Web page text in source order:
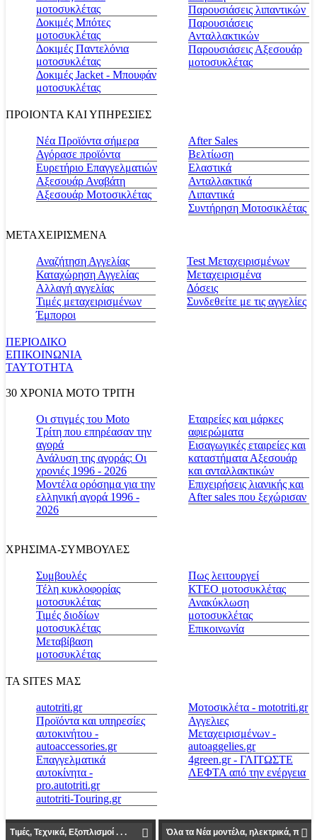
μοτοσυκλέτας
Δοκιμές Μπότες
μοτοσυκλέτας
Δοκιμές Παντελόνια
μοτοσυκλέτας
Δοκιμές Jacket - Μπουφάν
μοτοσυκλέτας
Παρουσιάσεις λιπαντικών
Παρουσιάσεις
Ανταλλακτικών
Παρουσιάσεις Αξεσουάρ
μοτοσυκλέτας
ΠΡΟΙΟΝΤΑ ΚΑΙ ΥΠΗΡΕΣΙΕΣ
Νέα Προϊόντα σήμερα
Αγόρασε προϊόντα
Ευρετήριο Επαγγελματιών
Αξεσουάρ Αναβάτη
Αξεσουάρ Μοτοσικλέτας
Αfter Sales
Βελτίωση
Ελαστικά
Ανταλλακτικά
Λιπαντικά
Συντήρηση Μοτοσικλέτας
ΜΕΤΑΧΕΙΡΙΣΜΕΝΑ
Αναζήτηση Αγγελίας
Καταχώρηση Αγγελίας
Αλλαγή αγγελίας
Τιμές μεταχειρισμένων
Έμποροι
Test Μεταχειρισμένων
Μεταχειρισμένα
Δόσεις
Συνδεθείτε με τις αγγελίες
ΠΕΡΙΟΔΙΚΟ
ΕΠΙΚΟΙΝΩΝΙΑ
ΤΑΥΤΟΤΗΤΑ
30 ΧΡΟΝΙΑ MOTO ΤΡΙΤΗ
Οι στιγμές του Moto
Τρίτη που επηρέασαν την
αγορά
Ανάλυση της αγοράς: Οι
χρονιές 1996 - 2026
Μοντέλα ορόσημα για την
ελληνική αγορά 1996 -
2026
Εταιρείες και μάρκες
αφιερώματα
Εισαγωγικές εταιρείες και
καταστήματα Αξεσουάρ
και ανταλλακτικών
Επιχειρήσεις λιανικής και
After sales που ξεχώρισαν
ΧΡΗΣΙΜΑ-ΣΥΜΒΟΥΛΕΣ
Συμβουλές
Τέλη κυκλοφορίας
μοτοσυκλέτας
Τιμές διοδίων
μοτοσυκλέτας
Μεταβίβαση
μοτοσυκλέτας
Πως λειτουργεί
ΚΤΕΟ μοτοσυκλέτας
Ανακύκλωση
μοτοσυκλέτας
Επικοινωνία
ΤΑ SITES ΜΑΣ
autotriti.gr
Προϊόντα και υπηρεσίες
αυτοκινήτου -
autoaccessories.gr
Επαγγελματικά
αυτοκίνητα -
pro.autotriti.gr
autotriti-Touring.gr
Μοτοσικλέτα - mototriti.gr
Αγγελιες
Μεταχειρισμένων -
autoaggelies.gr
4green.gr - ΓΛΙΤΩΣΤΕ
ΛΕΦΤΑ από την ενέργεια